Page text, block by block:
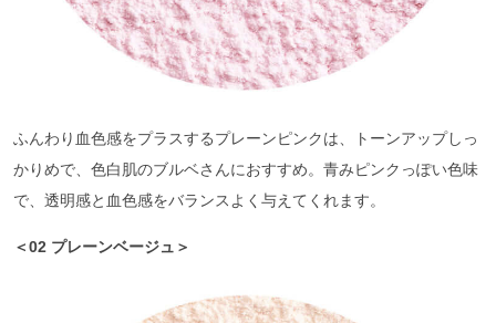
ふんわり血色感をプラスするプレーンピンクは、トーンアップしっ
かりめで、色白肌のブルベさんにおすすめ。青みピンクっぽい色味
で、透明感と血色感をバランスよく与えてくれます。
＜02 プレーンベージュ＞